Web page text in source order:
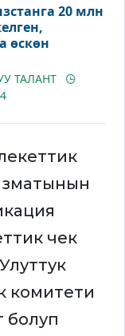
20 млн
өскөн
ТАЛАНТ
чек
комитети
болуп